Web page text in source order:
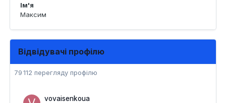
Ім'я
Максим
Відвідувачі профілю
79 112 перегляду профілю
vovaisenkoua